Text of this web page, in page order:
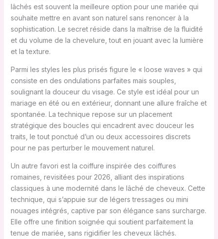
lâchés est souvent la meilleure option pour une mariée qui
souhaite mettre en avant son naturel sans renoncer à la
sophistication. Le secret réside dans la maîtrise de la fluidité
et du volume de la chevelure, tout en jouant avec la lumière
et la texture.
Parmi les styles les plus prisés figure le « loose waves » qui
consiste en des ondulations parfaites mais souples,
soulignant la douceur du visage. Ce style est idéal pour un
mariage en été ou en extérieur, donnant une allure fraîche et
spontanée. La technique repose sur un placement
stratégique des boucles qui encadrent avec douceur les
traits, le tout ponctué d’un ou deux accessoires discrets
pour ne pas perturber le mouvement naturel.
Un autre favori est la coiffure inspirée des coiffures
romaines, revisitées pour 2026, alliant des inspirations
classiques à une modernité dans le lâché de cheveux. Cette
technique, qui s’appuie sur de légers tressages ou mini
nouages intégrés, captive par son élégance sans surcharge.
Elle offre une finition soignée qui soutient parfaitement la
tenue de mariée, sans rigidifier les cheveux lâchés.